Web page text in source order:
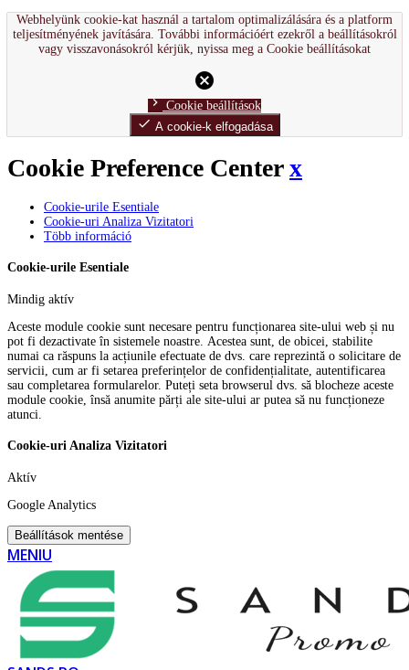
Webhelyünk cookie-kat használ a tartalom optimalizálására és a platform
teljesítményének javítására. További információért ezekről a beállításokról
vagy visszavonásokról kérjük, nyissa meg a Cookie beállításokat
cancel
chevron_right Cookie beállítások
done A cookie-k elfogadása
Cookie Preference Centerx
Cookie-urile Esentiale
Cookie-uri Analiza Vizitatori
Több információ
Cookie-urile Esentiale
Mindig aktív
Aceste module cookie sunt necesare pentru funcționarea site-ului web și nu
pot fi dezactivate în sistemele noastre. Acestea sunt, de obicei, stabilite
numai ca răspuns la acțiunile efectuate de dvs. care reprezintă o solicitare de
servicii, cum ar fi setarea preferințelor de confidențialitate, autentificarea
sau completarea formularelor. Puteți seta browserul dvs. să blocheze aceste
module cookie, însă anumite părți ale site-ului ar putea să nu funcționeze
atunci.
Cookie-uri Analiza Vizitatori
Aktív
Google Analytics
Beállítások mentése
MENIU